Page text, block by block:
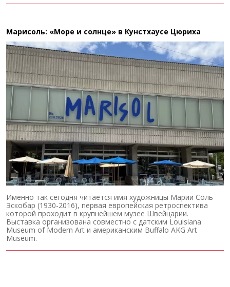
Марисоль: «Море и солнце» в Кунстхаусе Цюриха
Именно так сегодня читается имя художницы Марии Соль
Эскобар (1930-2016), первая европейская ретроспектива
которой проходит в крупнейшем музее Швейцарии.
Выставка организована совместно с датским Louisiana
Museum of Modern Art и американским Buffalo AKG Art
Museum.